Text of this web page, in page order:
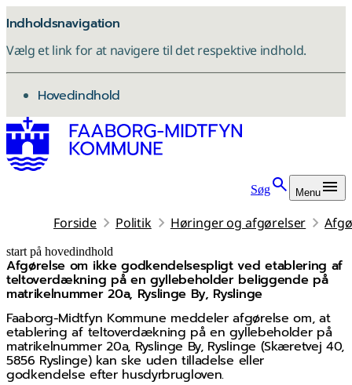
Indholdsnavigation
Vælg et link for at navigere til det respektive indhold.
gå til
Hovedindhold
Søg Menu
Forside Politik Høringer og afgørelser
start på hovedindhold
Afgørelse om ikke godkendelsespligt ved etablering af
teltoverdækning på en gyllebeholder beliggende på
matrikelnummer 20a, Ryslinge By, Ryslinge
Faaborg-Midtfyn Kommune meddeler afgørelse om, at
etablering af teltoverdækning på en gyllebeholder på
matrikelnummer 20a, Ryslinge By, Ryslinge (Skæretvej 40,
5856 Ryslinge) kan ske uden tilladelse eller
godkendelse efter husdyrbrugloven.
senest opdateret 5. december 2025